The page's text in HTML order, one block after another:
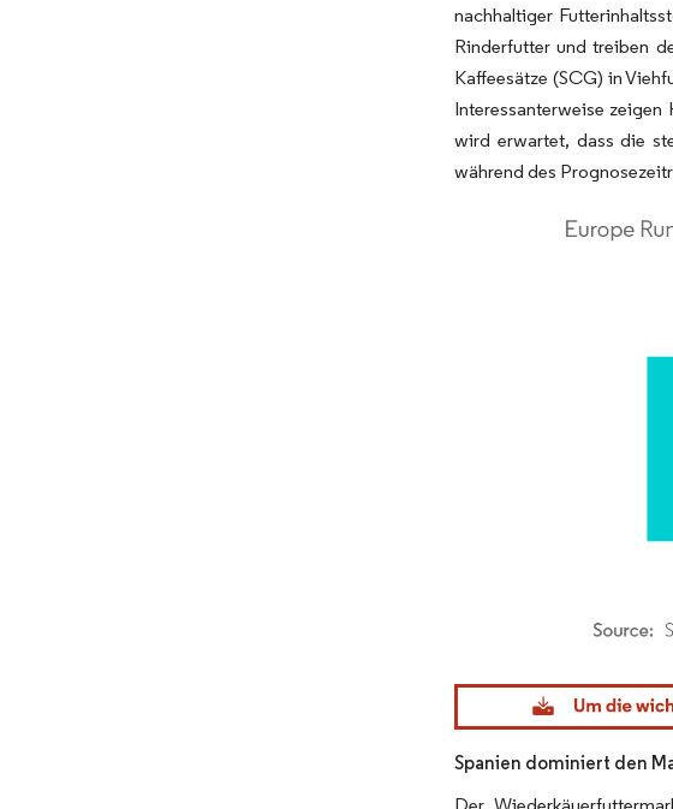
nachhaltiger
Rinderfutter und treiben
Kaffeesätze (SCG) in
Interessanterweise
wird erwartet, dass die
während des
Bild © Mordor Intelligence.
Spanien dominiert den